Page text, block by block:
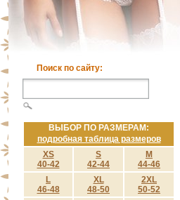
Поиск по сайту:
ВЫБОР ПО РАЗМЕРАМ:
подробная таблица размеров
XS
40-42
S
42-44
M
44-46
L
46-48
XL
48-50
2XL
50-52